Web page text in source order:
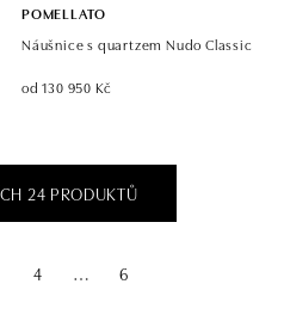
POMELLATO
Náušnice s quartzem Nudo Classic
od 130 950 Kč
24 PRODUKTŮ
4 ⋯ 6